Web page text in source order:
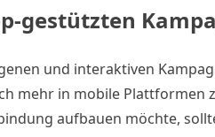
gestützten
und interaktiven
mehr in mobile Plattformen
aufbauen möchte,